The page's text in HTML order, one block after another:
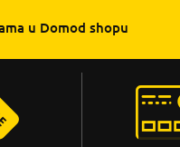
u Domod shopu